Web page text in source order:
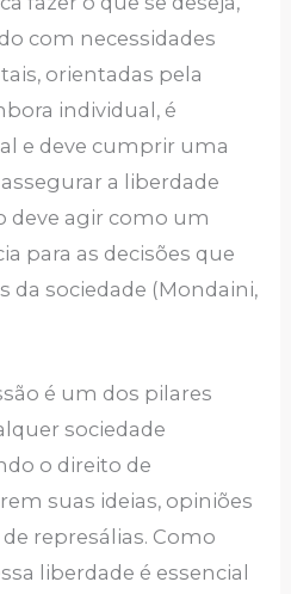
com necessidades
orientadas pela
individual, é
e deve cumprir uma
a liberdade
deve agir como um
para as decisões que
da sociedade (Mondaini,
é um dos pilares
sociedade
o direito de
suas ideias, opiniões
represálias. Como
liberdade é essencial